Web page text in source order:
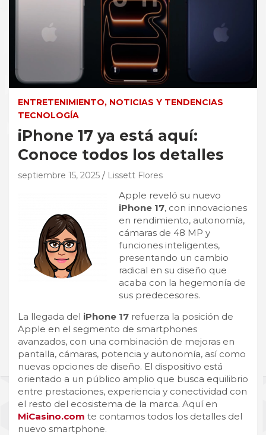
ENTRETENIMIENTO, NOTICIAS Y TENDENCIAS
TECNOLOGÍA
iPhone 17 ya está aquí:
Conoce todos los detalles
septiembre 15, 2025 Lissett Flores
Apple reveló su nuevo
iPhone 17, con innovaciones
en rendimiento, autonomía,
cámaras de 48 MP y
funciones inteligentes,
presentando un cambio
radical en su diseño que
acaba con la hegemonía de
sus predecesores.
La llegada del iPhone 17 refuerza la posición de
Apple en el segmento de smartphones
avanzados, con una combinación de mejoras en
pantalla, cámaras, potencia y autonomía, así como
nuevas opciones de diseño. El dispositivo está
orientado a un público amplio que busca equilibrio
entre prestaciones, experiencia y conectividad con
el resto del ecosistema de la marca. Aquí en
MiCasino.com te contamos todos los detalles del
nuevo smartphone.